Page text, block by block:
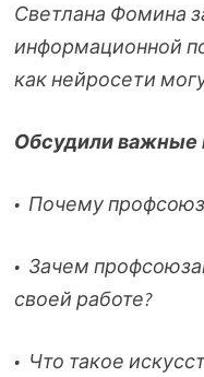
Светлана Фомина
информационной
как нейросети
Обсудили важные
• Почему
• Зачем
своей работе?
• Что такое